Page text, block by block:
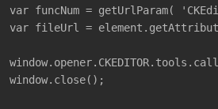
var funcNum = getUrlParam(
var fileUrl =
window.close();